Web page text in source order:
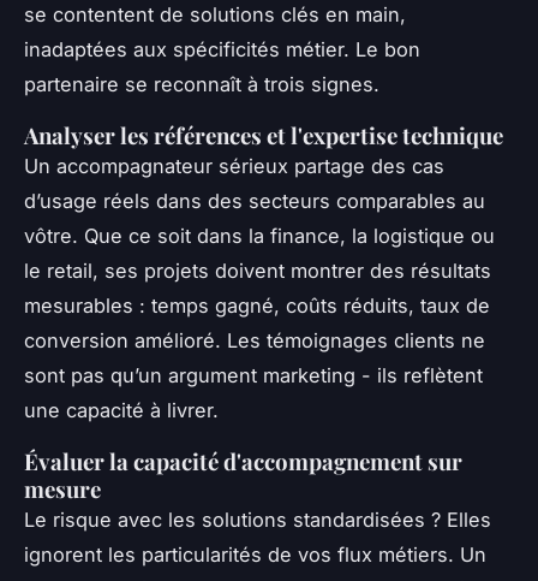
se contentent de solutions clés en main,
inadaptées aux spécificités métier. Le bon
partenaire se reconnaît à trois signes.
Analyser les références et l'expertise technique
Un accompagnateur sérieux partage des cas
d’usage réels dans des secteurs comparables au
vôtre. Que ce soit dans la finance, la logistique ou
le retail, ses projets doivent montrer des résultats
mesurables : temps gagné, coûts réduits, taux de
conversion amélioré. Les témoignages clients ne
sont pas qu’un argument marketing - ils reflètent
une capacité à livrer.
Évaluer la capacité d'accompagnement sur
mesure
Le risque avec les solutions standardisées ? Elles
ignorent les particularités de vos flux métiers. Un